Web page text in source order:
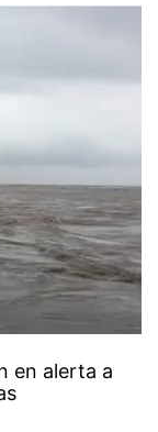
en alerta a